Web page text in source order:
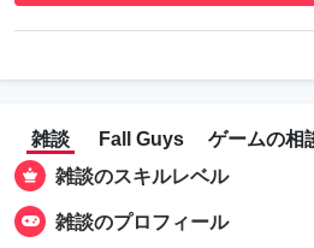
雑談 Fall Guys ゲームの相
雑談のスキルレベル
雑談のプロフィール